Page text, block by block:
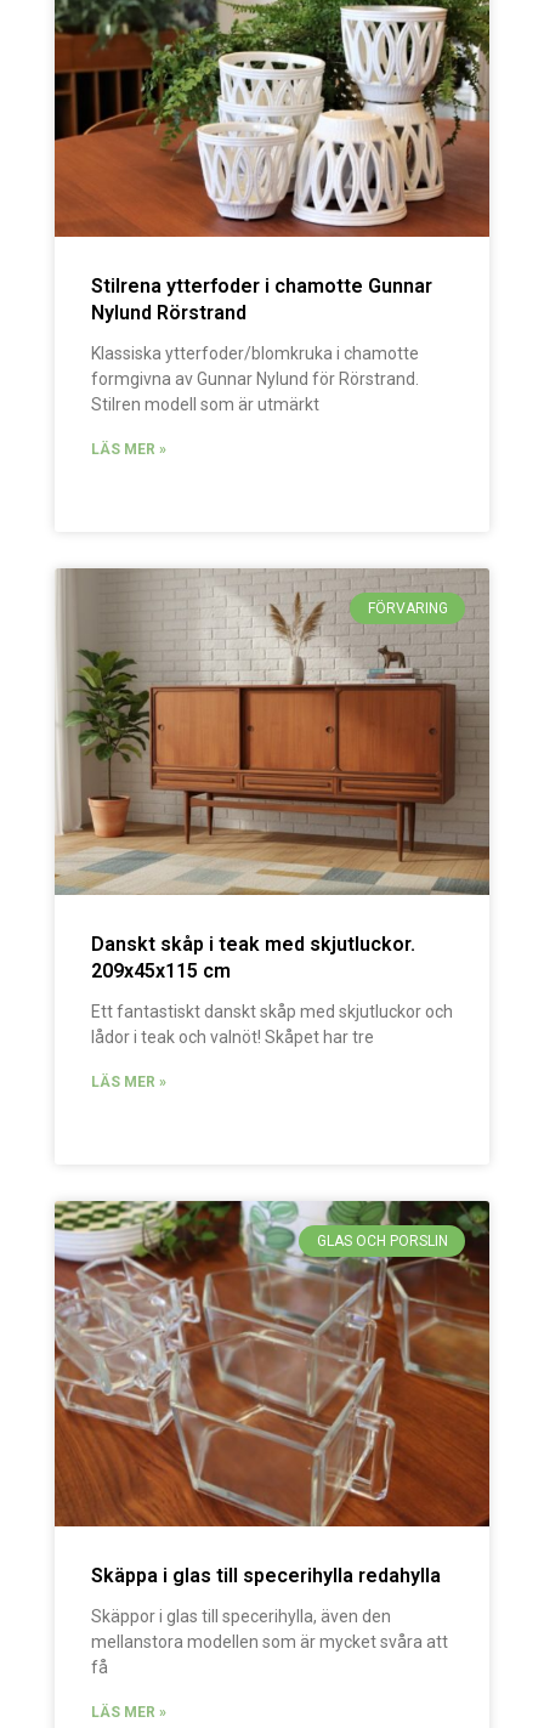
Stilrena ytterfoder i chamotte Gunnar
Nylund Rörstrand
Klassiska ytterfoder/blomkruka i chamotte
formgivna av Gunnar Nylund för Rörstrand.
Stilren modell som är utmärkt
LÄS MER »
FÖRVARING
Danskt skåp i teak med skjutluckor.
209x45x115 cm
Ett fantastiskt danskt skåp med skjutluckor och
lådor i teak och valnöt! Skåpet har tre
LÄS MER »
GLAS OCH PORSLIN
Skäppa i glas till specerihylla redahylla
Skäppor i glas till specerihylla, även den
mellanstora modellen som är mycket svåra att
få
LÄS MER »